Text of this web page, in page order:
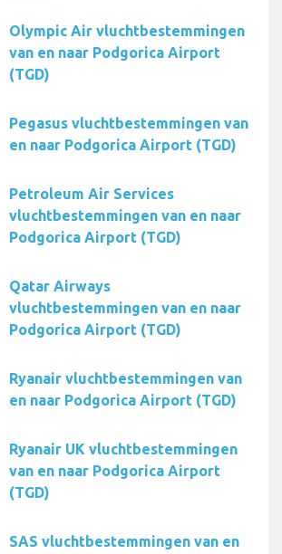
Olympic Air vluchtbestemmingen
van en naar Podgorica Airport
(TGD)
Pegasus vluchtbestemmingen van
en naar Podgorica Airport (TGD)
Petroleum Air Services
vluchtbestemmingen van en naar
Podgorica Airport (TGD)
Qatar Airways
vluchtbestemmingen van en naar
Podgorica Airport (TGD)
Ryanair vluchtbestemmingen van
en naar Podgorica Airport (TGD)
Ryanair UK vluchtbestemmingen
van en naar Podgorica Airport
(TGD)
SAS vluchtbestemmingen van en